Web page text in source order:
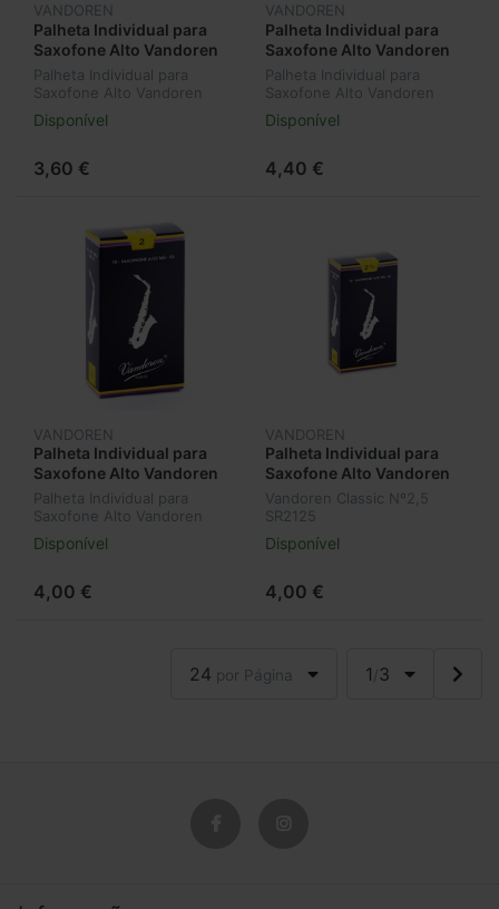
VANDOREN
Palheta Individual para
Saxofone Alto Vandoren
Classic Nº1 SR211
Palheta Individual para
Saxofone Alto Vandoren
Classic Nº1 SR211
Disponível
3,60 €
VANDOREN
Palheta Individual para
Saxofone Alto Vandoren
Classic Nº1,5 SR2115
Palheta Individual para
Saxofone Alto Vandoren
Classic Nº1,5 SR2115
Disponível
4,40 €
VANDOREN
Palheta Individual para
Saxofone Alto Vandoren
Classic Nº2 SR212
Palheta Individual para
Saxofone Alto Vandoren
Classic Nº2 SR212
Disponível
4,00 €
VANDOREN
Palheta Individual para
Saxofone Alto Vandoren
Classic Nº2,5 SR2125
Vandoren Classic Nº2,5
SR2125
Disponível
4,00 €
24 por Página 1/3